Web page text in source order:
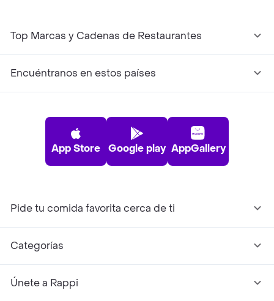
Top Marcas y Cadenas de Restaurantes
Encuéntranos en estos países
App Store Google play AppGallery
Pide tu comida favorita cerca de ti
Categorías
Únete a Rappi